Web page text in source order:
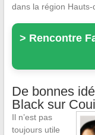
dans la région Hauts-
> Rencontre
De bonnes
Black sur
Il n’est pas
toujours utile